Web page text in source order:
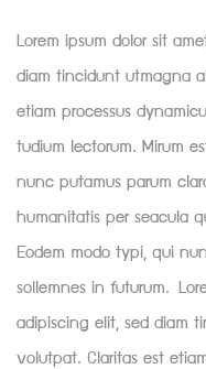
Lorem ipsum dolor sit
diam tincidunt utmagna
etiam processus
tudium lectorum. Mirum
nunc putamus parum
humanitatis per seacula
Eodem modo typi, qui
sollemnes in futurum.
adipiscing elit, sed diam
volutpat. Claritas est